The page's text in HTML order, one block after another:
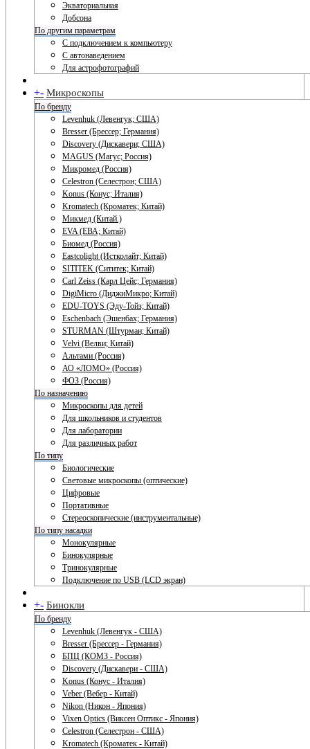
Экваториальная
Добсона
По другим параметрам
С подключением к компьютеру
С автонаведением
Для астрофотографий
+- Микроскопы
По бренду
Levenhuk (Левенгук; США)
Bresser (Брессер; Германия)
Discovery (Дискавери; США)
MAGUS (Магус; Россия)
Микромед (Россия)
Celestron (Селестрон; США)
Konus (Конус; Италия)
Kromatech (Кроматек; Китай)
Микмед (Китай.)
EVA (ЕВА; Китай)
Биомед (Россия)
Eastcolight (Истколайт; Китай)
SITITEK (Сититек; Китай)
Carl Zeiss (Карл Цейс; Германия)
DigiMicro (ДиджиМикро; Китай)
EDU-TOYS (Эду-Тойз; Китай)
Eschenbach (Эшенбах; Германия)
STURMAN (Штурман; Китай)
Velvi (Велви; Китай)
Альтами (Россия)
АО «ЛОМО» (Россия)
ФОЗ (Россия)
По назначению
Микроскопы для детей
Для школьников и студентов
Для лаборатории
Для различных работ
По типу
Биологические
Световые микроскопы (оптические)
Цифровые
Портативные
Стереоскопические (инструментальные)
По типу насадки
Монокулярные
Бинокулярные
Тринокулярные
Подключение по USB (LCD экран)
+- Бинокли
По бренду
Levenhuk (Левенгук - США)
Bresser (Брессер - Германия)
БПЦ (КОМЗ - Россия)
Discovery (Дискавери - США)
Konus (Конус - Италия)
Veber (Вебер - Китай)
Nikon (Никон - Япония)
Vixen Optics (Виксен Оптикс - Япония)
Celestron (Селестрон - США)
Kromatech (Кроматек - Китай)